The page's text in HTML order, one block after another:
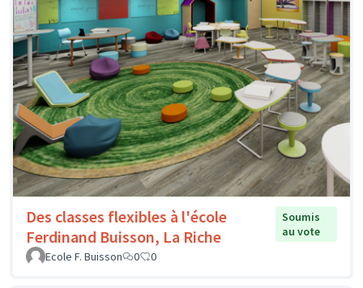
Des classes flexibles à l'école
Ferdinand Buisson, La Riche
Soumis
au vote
Ecole F. Buisson
0 0